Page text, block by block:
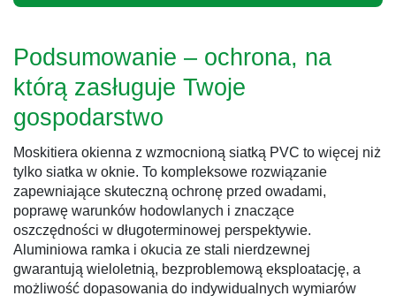
Podsumowanie – ochrona, na
którą zasługuje Twoje
gospodarstwo
Moskitiera okienna z wzmocnioną siatką PVC to więcej niż
tylko siatka w oknie. To kompleksowe rozwiązanie
zapewniające skuteczną ochronę przed owadami,
poprawę warunków hodowlanych i znaczące
oszczędności w długoterminowej perspektywie.
Aluminiowa ramka i okucia ze stali nierdzewnej
gwarantują wieloletnią, bezproblemową eksploatację, a
możliwość dopasowania do indywidualnych wymiarów